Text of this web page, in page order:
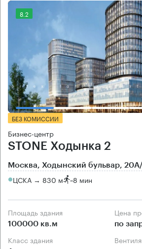
8.2
БЕЗ КОМИССИИ
Бизнес-центр
STONE Ходынка 2
Москва, Ходынский бульвар,
ЦСКА → 830 м ~8 мин
Площадь здания
100000 кв.м
Цена
по
Класс здания